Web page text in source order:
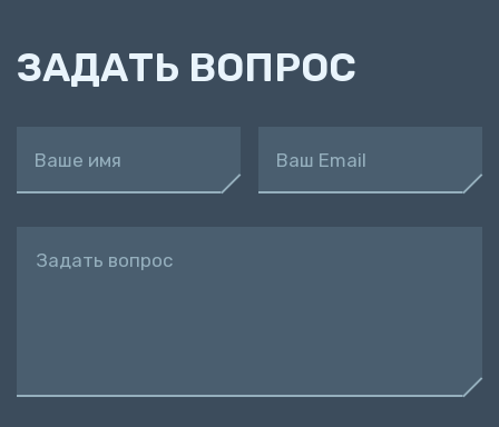
ЗАДАТЬ ВОПРОС
Ваше имя Ваш Email
Задать вопрос